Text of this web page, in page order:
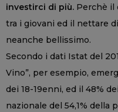
investirci di più. Perchè il
tra i giovani ed il nettare
neanche bellissimo.
Secondo i dati Istat del
Vino”, per esempio,
dei 18-19enni, ed il 48%
nazionale del 54,1% della